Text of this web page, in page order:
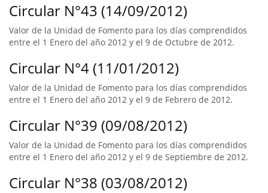
Circular N°43 (14/09/2012)
Valor de la Unidad de Fomento para los días comprendidos
entre el 1 Enero del año 2012 y el 9 de Octubre de 2012.
Circular N°4 (11/01/2012)
Valor de la Unidad de Fomento para los días comprendidos
entre el 1 Enero del año 2012 y el 9 de Febrero de 2012.
Circular N°39 (09/08/2012)
Valor de la Unidad de Fomento para los días comprendidos
entre el 1 Enero del año 2012 y el 9 de Septiembre de 2012.
Circular N°38 (03/08/2012)